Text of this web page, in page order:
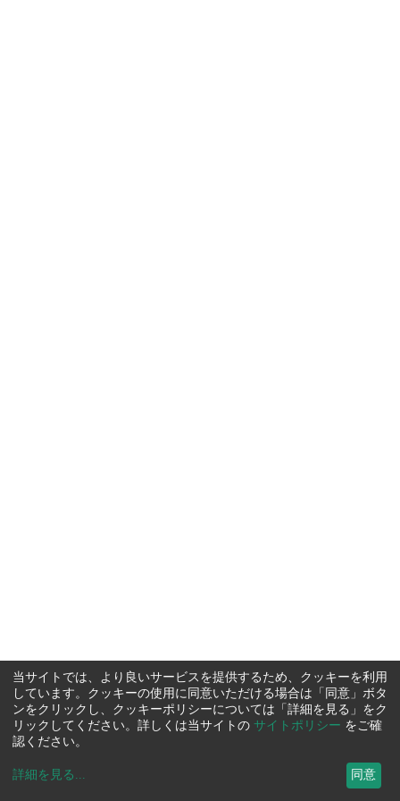
当サイトでは、より良いサービスを提供するため、クッキーを利用
しています。クッキーの使用に同意いただける場合は「同意」ボタ
ンをクリックし、クッキーポリシーについては「詳細を見る」をク
リックしてください。詳しくは当サイトの サイトポリシー をご確
認ください。
詳細を見る ... 同意